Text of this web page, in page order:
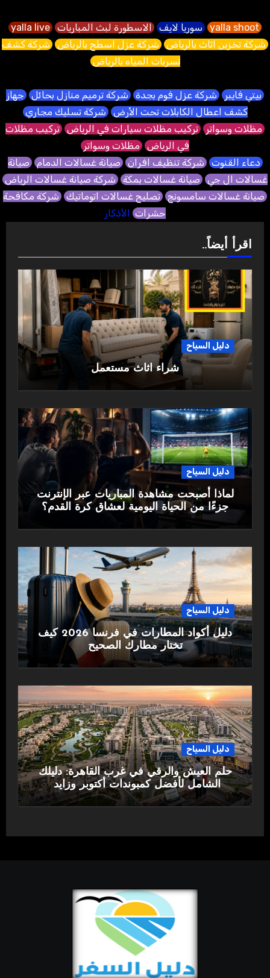
yalla shoot سوريا لايف الاسطورة لبث المباريات yalla live
شركة تخزين اثاث بالرياض شركة عزل اسطح بالرياض شركة كشف
تسربات المياه بالرياض
بيتي فايبر شركة عزل فوم بجدة شركة ترميم منازل بحائل جهاز
كشف اعطال الكابلات تحت الأرض شركة تسليك مجاري
مظلات وسواتر تركيب مظلات سيارات في الرياض تركيب مظلات
في الرياض مظلات وسواتر
دعاء القنوت شركة تنظيف افران صيانة غسالات الدمام صيانة
غسالات ال جي صيانة غسالات بمكة شركة صيانة غسالات الرياض
صيانة غسالات سامسونج تصليح غسالات اتوماتيك شركة مكافحة
حشرات الأذكار
اقرأ أيضاً..
دليل السياح
شراء اثاث مستعمل
دليل السياح
لماذا أصبحت مشاهدة المباريات عبر الإنترنت
جزءًا من الحياة اليومية لعشاق كرة القدم؟
دليل السياح
دليل أكواد المطارات في فرنسا 2026 كيف
تختار مطارك الصحيح
دليل السياح
حلم العيش والرقي في غرب القاهرة: دليلك
الشامل لأفضل كمبوندات أكتوبر وزايد